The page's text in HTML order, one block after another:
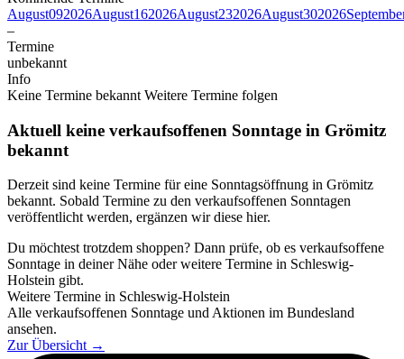
August092026August162026August232026August302026
–
Termine
unbekannt
Info
Keine Termine bekannt Weitere Termine folgen
Aktuell keine verkaufsoffenen Sonntage in Grömitz
bekannt
Derzeit sind keine Termine für eine Sonntagsöffnung in Grömitz
bekannt. Sobald Termine zu den verkaufsoffenen Sonntagen
veröffentlicht werden, ergänzen wir diese hier.
Du möchtest trotzdem shoppen? Dann prüfe, ob es verkaufsoffene
Sonntage in deiner Nähe oder weitere Termine in Schleswig-
Holstein gibt.
Weitere Termine in Schleswig-Holstein
Alle verkaufsoffenen Sonntage und Aktionen im Bundesland
ansehen.
Zur Übersicht →